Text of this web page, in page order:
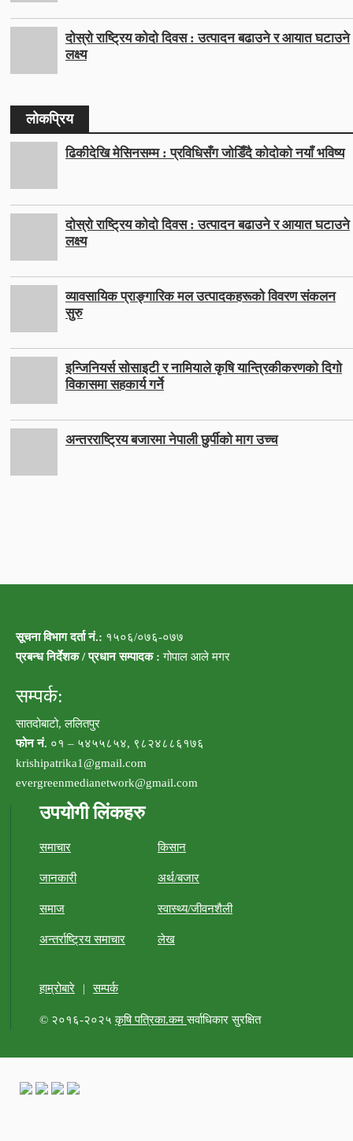
दोस्रो राष्ट्रिय कोदो दिवस : उत्पादन बढाउने र आयात घटाउने
लक्ष्य
लोकप्रिय
ढिकीदेखि मेसिनसम्म : प्रविधिसँग जोडिँदै कोदोको नयाँ भविष्य
दोस्रो राष्ट्रिय कोदो दिवस : उत्पादन बढाउने र आयात घटाउने
लक्ष्य
व्यावसायिक प्राङ्गारिक मल उत्पादकहरूको विवरण संकलन
सुरु
इन्जिनियर्स सोसाइटी र नामियाले कृषि यान्त्रिकीकरणको दिगो
विकासमा सहकार्य गर्ने
अन्तरराष्ट्रिय बजारमा नेपाली छुर्पीको माग उच्च
सूचना विभाग दर्ता नं.: १५०६/०७६-०७७
प्रबन्ध निर्देशक / प्रधान सम्पादक : गोपाल आले मगर
सम्पर्क:
सातदोबाटो, ललितपुर
फोन नं. ०१ – ५४५५८५४, ९८२४८८६१७६
krishipatrika1@gmail.com
evergreenmedianetwork@gmail.com
उपयोगी लिंकहरु
समाचार किसान
जानकारी अर्थ/बजार
समाज स्वास्थ्य/जीवनशैली
अन्तर्राष्ट्रिय समाचार लेख
हाम्रोबारे | सम्पर्क
© २०१६-२०२५कृषि पत्रिका.कमसर्वाधिकार सुरक्षित